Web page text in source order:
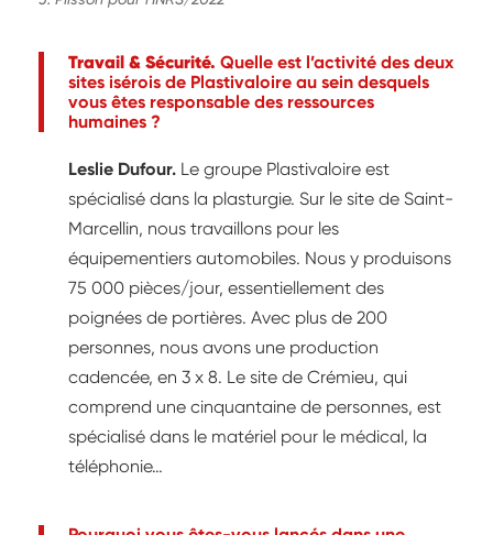
Travail & Sécurité. Quelle est l’activité des deux
sites isérois de Plastivaloire au sein desquels
vous êtes responsable des ressources
humaines ?
Leslie Dufour. Le groupe Plastivaloire est
spécialisé dans la plasturgie. Sur le site de Saint-
Marcellin, nous travaillons pour les
équipementiers automobiles. Nous y produisons
75 000 pièces/jour, essentiellement des
poignées de portières. Avec plus de 200
personnes, nous avons une production
cadencée, en 3 x 8. Le site de Crémieu, qui
comprend une cinquantaine de personnes, est
spécialisé dans le matériel pour le médical, la
téléphonie…